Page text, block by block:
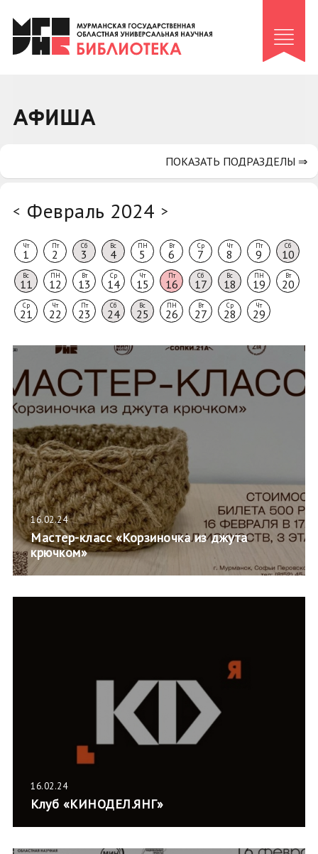
Клуб «Гиря и сельдерей»
Клуб «Семейный архив»
Коллегам
АФИША
< Февраль 2024 >
Чт
1
Пт
2
Сб
3
Вс
4
ПН
5
Вт
6
Ср
7
Чт
8
Пт
9
Сб
10
Вс
11
ПН
12
Вт
13
Ср
14
Чт
15
Пт
16
Сб
17
Вс
18
ПН
19
Вт
20
Ср
21
Чт
22
Пт
23
Сб
24
Вс
25
ПН
26
Вт
27
Ср
28
Чт
29
16.02.24
Мастер-класс «Корзиночка из джута
крючком»
16.02.24
Клуб «КИНОДЕЛ.ЯНГ»
ПОКАЗАТЬ ПОДРАЗДЕЛЫ ⇒